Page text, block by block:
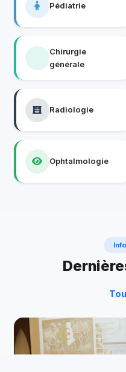
Pédiatrie
Chirurgie
générale
Radiologie
Ophtalmologie